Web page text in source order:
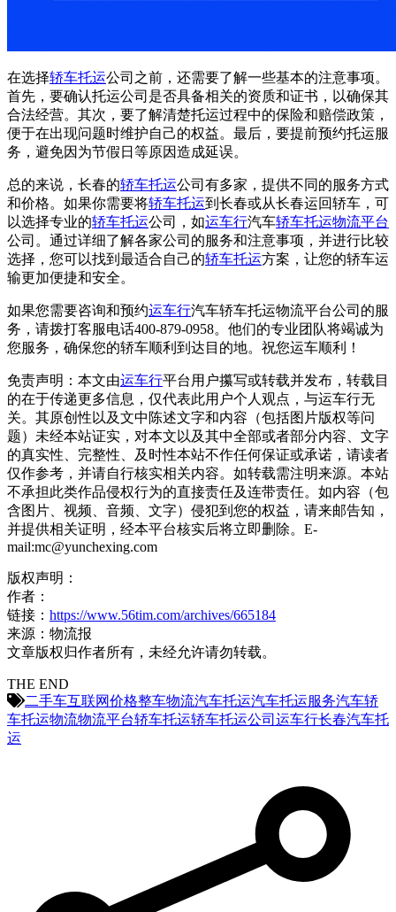
在选择轿车托运公司之前，还需要了解一些基本的注意事项。
首先，要确认托运公司是否具备相关的资质和证书，以确保其
合法经营。其次，要了解清楚托运过程中的保险和赔偿政策，
便于在出现问题时维护自己的权益。最后，要提前预约托运服
务，避免因为节假日等原因造成延误。
总的来说，长春的轿车托运公司有多家，提供不同的服务方式
和价格。如果你需要将轿车托运到长春或从长春运回轿车，可
以选择专业的轿车托运公司，如运车行汽车轿车托运物流平台
公司。通过详细了解各家公司的服务和注意事项，并进行比较
选择，您可以找到最适合自己的轿车托运方案，让您的轿车运
输更加便捷和安全。
如果您需要咨询和预约运车行汽车轿车托运物流平台公司的服
务，请拨打客服电话400-879-0958。他们的专业团队将竭诚为
您服务，确保您的轿车顺利到达目的地。祝您运车顺利！
免责声明：本文由运车行平台用户攥写或转载并发布，转载目
的在于传递更多信息，仅代表此用户个人观点，与运车行无
关。其原创性以及文中陈述文字和内容（包括图片版权等问
题）未经本站证实，对本文以及其中全部或者部分内容、文字
的真实性、完整性、及时性本站不作任何保证或承诺，请读者
仅作参考，并请自行核实相关内容。如转载需注明来源。本站
不承担此类作品侵权行为的直接责任及连带责任。如内容（包
含图片、视频、音频、文字）侵犯到您的权益，请来邮告知，
并提供相关证明，经本平台核实后将立即删除。E-
mail:mc@yunchexing.com
版权声明：
作者：
链接： https://www.56tim.com/archives/665184
来源：物流报
文章版权归作者所有，未经允许请勿转载。
THE END
二手车互联网价格整车物流汽车托运汽车托运服务汽车轿
车托运物流物流平台轿车托运轿车托运公司 运车行长春汽车托
运